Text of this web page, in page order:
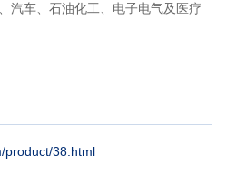
汽车、石油化工、电子电气及医疗
product/38.html